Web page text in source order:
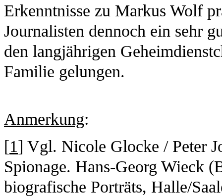
Erkenntnisse zu Markus Wolf
Journalisten dennoch ein sehr
den langjährigen
Familie gelungen.
Anmerkung:
[1] Vgl. Nicole Glocke / Peter
Spionage. Hans-Georg Wieck
biografische Porträts, Halle/